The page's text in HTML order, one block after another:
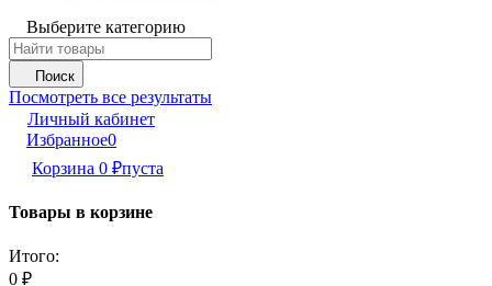
Выберите категорию
Поиск
Посмотреть все результаты
Личный кабинет
Избранное0
Корзина 0 ₽пуста
Товары в корзине
Итого:
0 ₽